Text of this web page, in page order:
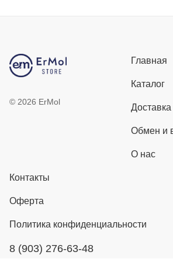
© 2026 ErMol
Главная
Каталог
Обмен и
О нас
Контакты
Оферта
Политика конфиденциальности
8 (903) 276-63-48